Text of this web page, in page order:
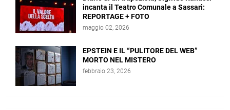
incanta il Teatro Comunale a Sassari:
REPORTAGE + FOTO
maggio 02, 2026
EPSTEIN E IL “PULITORE DEL WEB”
MORTO NEL MISTERO
febbraio 23, 2026